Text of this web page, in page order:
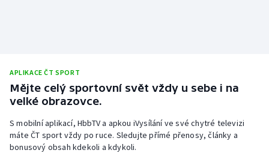
Rychlobruslení
Rychlostní kanoistika
Short track
APLIKACE ČT SPORT
Mějte celý sportovní svět vždy u sebe i na
velké obrazovce.
S mobilní aplikací, HbbTV a apkou iVysílání ve své chytré televizi
máte ČT sport vždy po ruce. Sledujte přímé přenosy, články a
bonusový obsah kdekoli a kdykoli.